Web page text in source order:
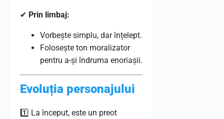
✔ Prin limbaj:
Vorbește simplu, dar înțelept.
Folosește ton moralizator
pentru a-și îndruma enoriașii.
Evoluția personajului
1️⃣ La început, este un preot